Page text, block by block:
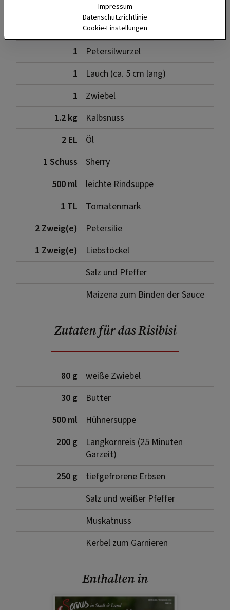
kleine Karotte
gelbe Rübe
1
Petersilwurzel
1
Lauch (ca. 5 cm lang)
1
Zwiebel
1.2 kg
Kalbsnuss
2 EL
Öl
1 Schuss
Sherry
500 ml
leichte Rindsuppe
1 TL
Tomatenmark
2 Zweig(e)
Petersilie
1 Zweig(e)
Liebstöckel
Salz und Pfeffer
Maizena zum Binden der Sauce
Zutaten für das Risibisi
80 g
weiße Zwiebel
30 g
Butter
500 ml
Hühnersuppe
200 g
Langkornreis (25 Minuten
Garzeit)
250 g
tiefgefrorene Erbsen
Salz und weißer Pfeffer
Muskatnuss
Kerbel zum Garnieren
Enthalten in
Impressum
Datenschutzrichtlinie
Cookie-Einstellungen